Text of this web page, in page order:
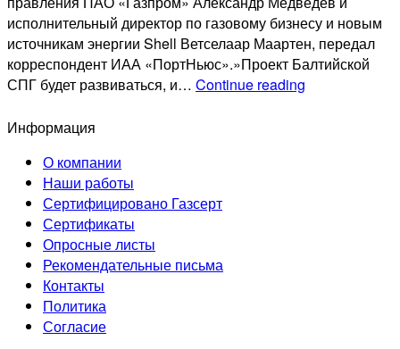
исполнительный директор по газовому бизнесу и новым
источникам энергии Shell Ветселаар Маартен, передал
корреспондент ИАА «ПортНьюс».»Проект Балтийской
СПГ будет развиваться, и… Continue reading
Информация
О компании
Наши работы
Сертифицировано Газсерт
Сертификаты
Опросные листы
Рекомендательные письма
Контакты
Политика
Согласие